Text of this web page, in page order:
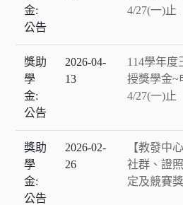
金:
公告
4/27(一)止
獎助
學
金:
公告
2026-04-
13
114學年度
授獎學金~
4/27(一)止
獎助
學
金:
公告
2026-02-
26
【教發中
社群、證
定及競賽